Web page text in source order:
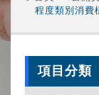
程度類別消費
項目分類